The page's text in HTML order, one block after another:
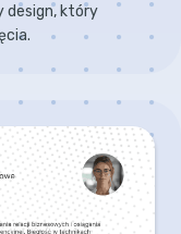
design, który